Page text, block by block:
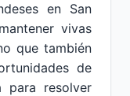
en San
vivas
que también
de
para resolver